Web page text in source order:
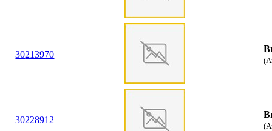
30213970
30228912